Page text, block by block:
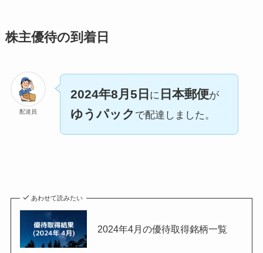
株主優待の到着日
配達員
2024年8月5日 に 日本郵便が
ゆうパック で配達しました。
あわせて読みたい
2024年4月の優待取得銘柄一覧